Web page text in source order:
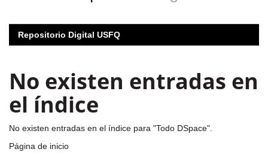
Repositorio Digital USFQ
No existen entradas en
el índice
No existen entradas en el índice para "Todo DSpace".
Página de inicio